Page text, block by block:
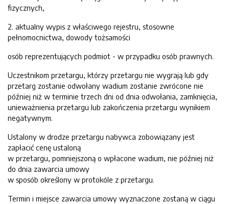
fizycznych,
2. aktualny wypis z właściwego rejestru, stosowne
pełnomocnictwa, dowody tożsamości
osób reprezentujących podmiot - w przypadku osób prawnych.
Uczestnikom przetargu, którzy przetargu nie wygrają lub gdy
przetarg zostanie odwołany wadium zostanie zwrócone nie
później niż w terminie trzech dni od dnia odwołania, zamknięcia,
unieważnienia przetargu lub zakończenia przetargu wynikiem
negatywnym.
Ustalony w drodze przetargu nabywca zobowiązany jest
zapłacić cenę ustaloną
w przetargu, pomniejszoną o wpłacone wadium, nie później niż
do dnia zawarcia umowy
w sposób określony w protokóle z przetargu.
Termin i miejsce zawarcia umowy wyznaczone zostaną w ciągu